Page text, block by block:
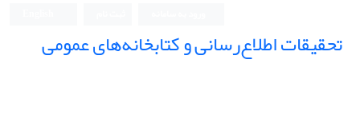
تحقیقات اطلاع‌رسانی و کتابخانه‌های عمومی